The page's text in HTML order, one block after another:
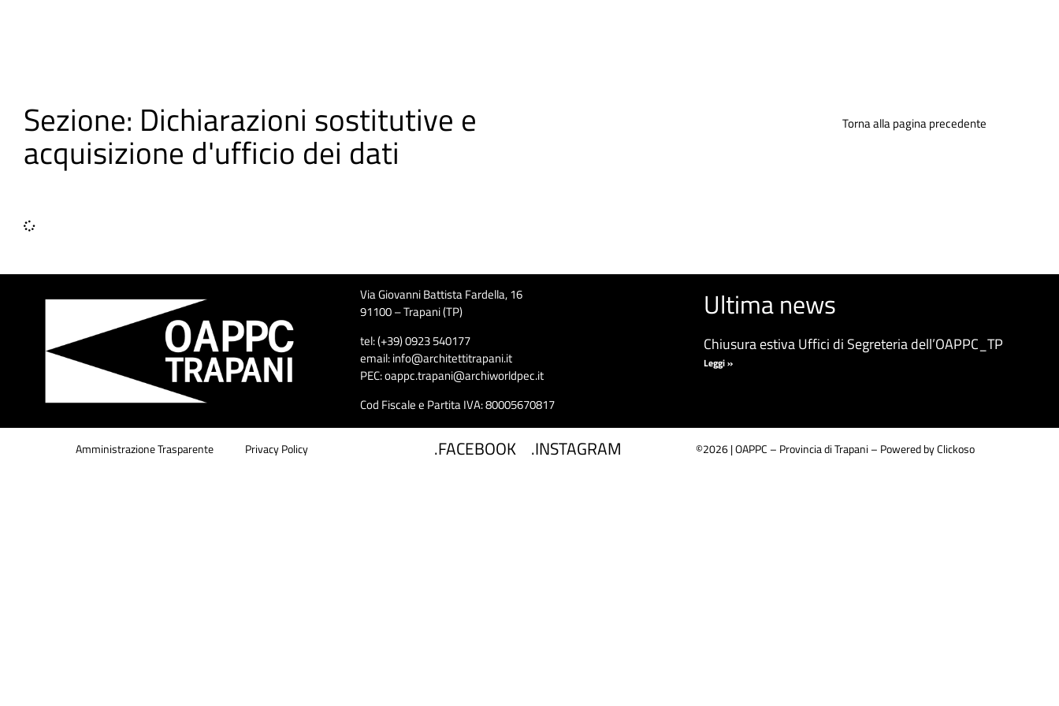
Sezione: Dichiarazioni sostitutive e
acquisizione d'ufficio dei dati
Torna alla pagina precedente
Via Giovanni Battista Fardella, 16
91100 – Trapani (TP)
tel: (+39) 0923 540177
email: info@architettitrapani.it
PEC: oappc.trapani@archiworldpec.it
Cod Fiscale e Partita IVA: 80005670817
Ultima news
Chiusura estiva Uffici di Segreteria dell’OAPPC_TP
Leggi »
Amministrazione Trasparente Privacy Policy .FACEBOOK .INSTAGRAM ©2026 | OAPPC – Provincia di Trapani – Powered by Clickoso